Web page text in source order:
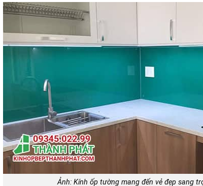
Ảnh: Kính ốp tường mang đến vẻ đẹp sang